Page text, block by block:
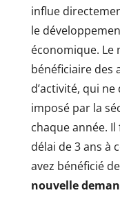
influe
le
économique.
bénéficiaire des
d’activité, qui
imposé par la
chaque année.
délai de 3 ans à
avez bénéficié
nouvelle